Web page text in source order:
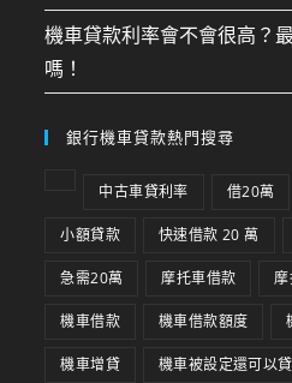
機車貸款利率會不會很高？
嗎！
銀行機車貸款熱門搜尋
中古車貸利率 借20萬
小額貸款 快速借款 20 萬
急需20萬 摩托車借款
機車借款 機車借款額度
機車增貸 機車被設定還可以